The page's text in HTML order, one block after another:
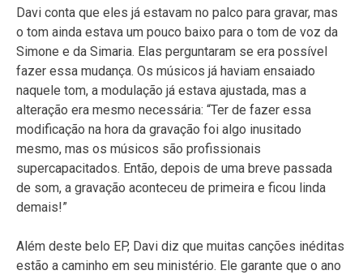
Davi conta que eles já estavam no palco para gravar, mas
o tom ainda estava um pouco baixo para o tom de voz da
Simone e da Simaria. Elas perguntaram se era possível
fazer essa mudança. Os músicos já haviam ensaiado
naquele tom, a modulação já estava ajustada, mas a
alteração era mesmo necessária: “Ter de fazer essa
modificação na hora da gravação foi algo inusitado
mesmo, mas os músicos são profissionais
supercapacitados. Então, depois de uma breve passada
de som, a gravação aconteceu de primeira e ficou linda
demais!”
Além deste belo EP, Davi diz que muitas canções inéditas
estão a caminho em seu ministério. Ele garante que o ano